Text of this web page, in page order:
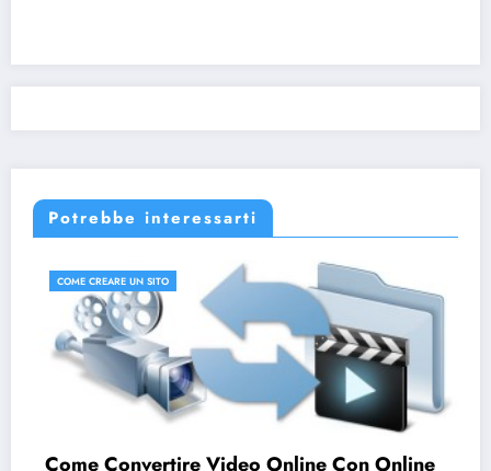
Potrebbe interessarti
Video Online Con Online
COME CREARE UN SITO
Come Fare un
1 Settembre 2011